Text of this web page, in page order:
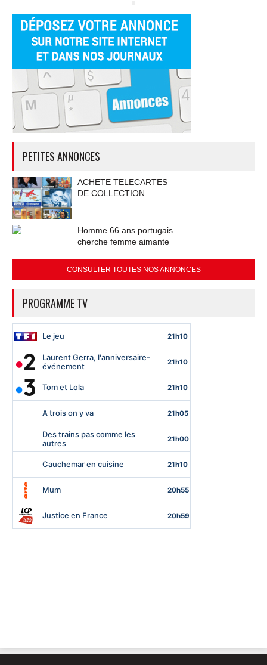
PETITES ANNONCES
ACHETE TELECARTES
DE COLLECTION
Homme 66 ans portugais
cherche femme aimante
CONSULTER TOUTES NOS ANNONCES
PROGRAMME TV